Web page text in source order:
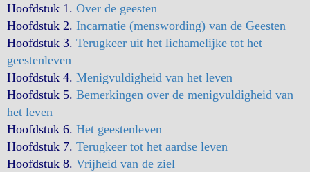
Hoofdstuk 1. Over de geesten
Hoofdstuk 2. Incarnatie (menswording) van de Geesten
Hoofdstuk 3. Terugkeer uit het lichamelijke tot het
geestenleven
Hoofdstuk 4. Menigvuldigheid van het leven
Hoofdstuk 5. Bemerkingen over de menigvuldigheid van
het leven
Hoofdstuk 6. Het geestenleven
Hoofdstuk 7. Terugkeer tot het aardse leven
Hoofdstuk 8. Vrijheid van de ziel